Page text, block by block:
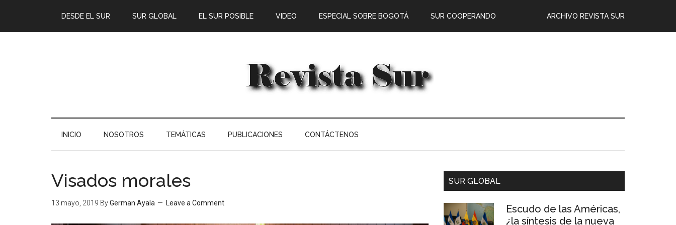
DESDE EL SUR SUR GLOBAL EL SUR POSIBLE ARCHIVO REVISTA SUR
VIDEO ESPECIAL SOBRE BOGOTÁ SUR COOPERANDO
INICIO NOSOTROS TEMÁTICAS PUBLICACIONES CONTÁCTENOS
Visados morales
13 mayo, 2019 ByGerman Ayala Leave a Comment
SUR GLOBAL
Escudo de las Américas,
¿la síntesis de la nueva